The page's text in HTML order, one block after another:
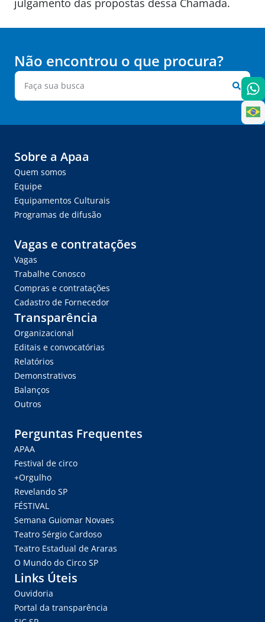
Não encontrou o que procura?
Sobre a Apaa
Quem somos
Equipe
Equipamentos Culturais
Programas de difusão
Vagas e contratações
Vagas
Trabalhe Conosco
Compras e contratações
Cadastro de Fornecedor
Transparência
Organizacional
Editais e convocatórias
Relatórios
Demonstrativos
Balanços
Outros
Perguntas Frequentes
APAA
Festival de circo
+Orgulho
Revelando SP
FÉSTIVAL
Semana Guiomar Novaes
Teatro Sérgio Cardoso
Teatro Estadual de Araras
O Mundo do Circo SP
Links Úteis
Ouvidoria
Portal da transparência